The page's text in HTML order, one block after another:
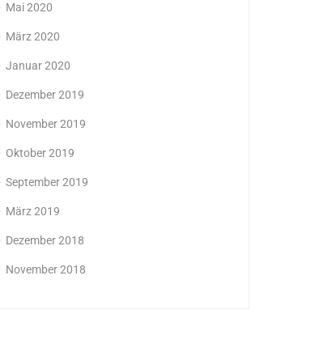
Mai 2020
März 2020
Januar 2020
Dezember 2019
November 2019
Oktober 2019
September 2019
März 2019
Dezember 2018
November 2018